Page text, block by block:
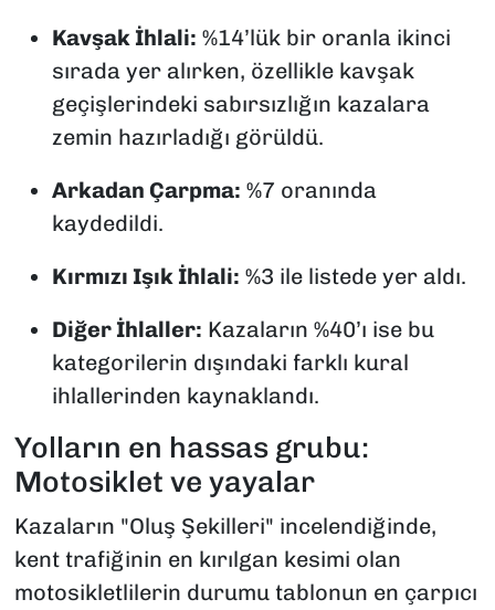
Kavşak İhlali: %14’lük bir oranla ikinci
sırada yer alırken, özellikle kavşak
geçişlerindeki sabırsızlığın kazalara
zemin hazırladığı görüldü.
Arkadan Çarpma: %7 oranında
kaydedildi.
Kırmızı Işık İhlali: %3 ile listede yer aldı.
Diğer İhlaller: Kazaların %40’ı ise bu
kategorilerin dışındaki farklı kural
ihlallerinden kaynaklandı.
Yolların en hassas grubu:
Motosiklet ve yayalar
Kazaların "Oluş Şekilleri" incelendiğinde,
kent trafiğinin en kırılgan kesimi olan
motosikletlilerin durumu tablonun en çarpıcı